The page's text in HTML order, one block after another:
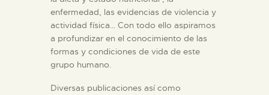
EL MUSEO
COLECCIONES
enfermedad, las evidencias de violencia y
actividad física… Con todo ello aspiramos
a profundizar en el conocimiento de las
formas y condiciones de vida de este
grupo humano.
Diversas publicaciones así como